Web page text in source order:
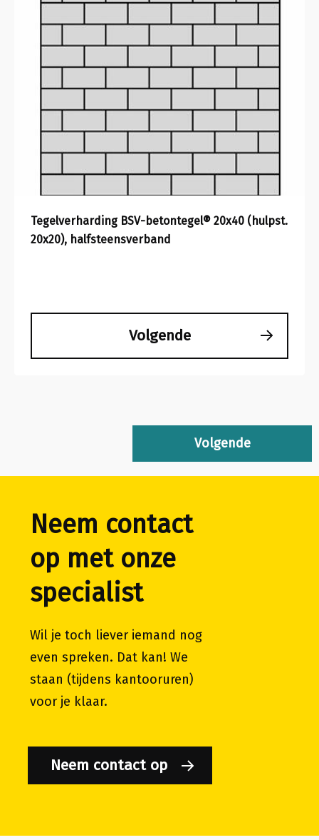
Volgende
Tegelverharding BSV-betontegel® 20x40 (hulpst.
20x20), halfsteensverband
Volgende
Neem contact
op met onze
specialist
Wil je toch liever iemand nog
even spreken. Dat kan! We
staan (tijdens kantooruren)
voor je klaar.
Neem contact op